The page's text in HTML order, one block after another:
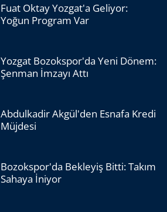
Fuat Oktay Yozgat'a Geliyor:
Yoğun Program Var
Yozgat Bozokspor'da Yeni Dönem:
Şenman İmzayı Attı
Abdulkadir Akgül'den Esnafa Kredi
Müjdesi
Bozokspor'da Bekleyiş Bitti: Takım
Sahaya İniyor